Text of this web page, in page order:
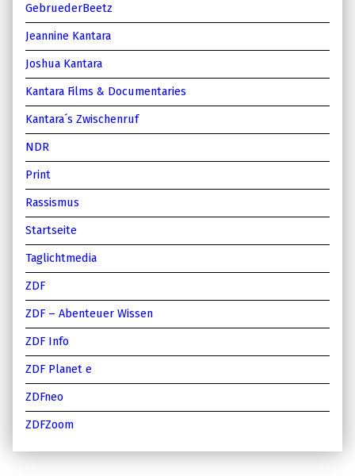
GebruederBeetz
Jeannine Kantara
Joshua Kantara
Kantara Films & Documentaries
Kantara´s Zwischenruf
NDR
Print
Rassismus
Startseite
Taglichtmedia
ZDF
ZDF – Abenteuer Wissen
ZDF Info
ZDF Planet e
ZDFneo
ZDFZoom